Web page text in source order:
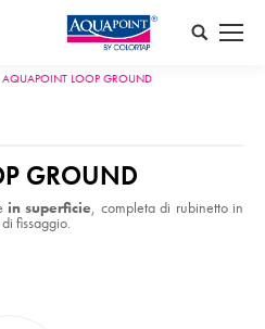
Search:
AQUAPOINT LOOP GROUND
GROUND
in superficie, completa di rubinetto in
fissaggio.